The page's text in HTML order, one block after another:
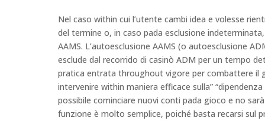
Nel caso within cui l’utente cambi idea e volesse
del termine o, in caso pada esclusione
AAMS. L’autoesclusione AAMS (o autoesclusione
esclude dal recorrido di casinò ADM per un tempo
pratica entrata throughout vigore per combattere il
intervenire within maniera efficace sulla”
possibile cominciare nuovi conti pada gioco e no
funzione è molto semplice, poiché basta recarsi sul